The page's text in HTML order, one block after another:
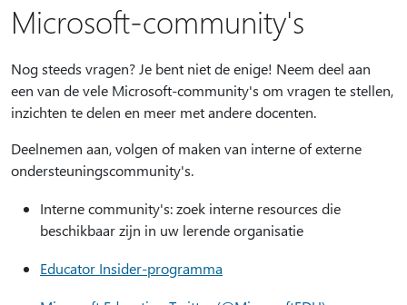
Microsoft-community's
Nog steeds vragen? Je bent niet de enige! Neem deel aan
een van de vele Microsoft-community's om vragen te stellen,
inzichten te delen en meer met andere docenten.
Deelnemen aan, volgen of maken van interne of externe
ondersteuningscommunity's.
Interne community's: zoek interne resources die
beschikbaar zijn in uw lerende organisatie
Educator Insider-programma